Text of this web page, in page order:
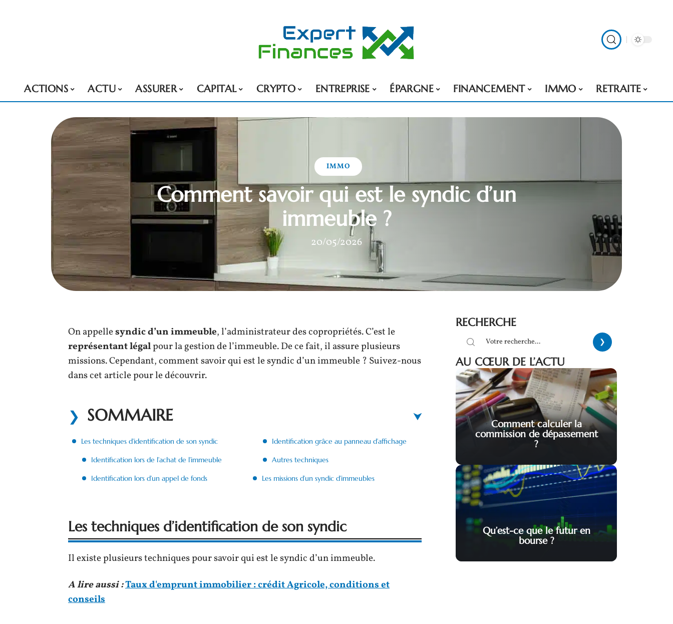
ACTIONS ACTU ASSURER CAPITAL CRYPTO ENTREPRISE ÉPARGNE FINANCEMENT IMMO RETRAITE
IMMO
Comment savoir qui est le syndic d’un
immeuble ?
20/05/2026
On appellesyndic d’un immeuble, l’administrateur des copropriétés. C’est le
représentant légalpour la gestion de l’immeuble. De ce fait, il assure plusieurs
missions. Cependant, comment savoir qui est le syndic d’un immeuble ? Suivez-nous
dans cet article pour le découvrir.
SOMMAIRE
Les techniques d’identification de son syndic
Identification lors de l’achat de l’immeuble
Identification lors d’un appel de fonds
Identification grâce au panneau d’affichage
Autres techniques
Les missions d’un syndic d’immeubles
Les techniques d’identification de son syndic
Il existe plusieurs techniques pour savoir qui est le syndic d’un immeuble.
A lire aussi :Taux d'emprunt immobilier : crédit Agricole, conditions et
conseils
RECHERCHE
AU CŒUR DE L’ACTU
Comment calculer la
commission de dépassement
?
Qu’est-ce que le futur en
bourse ?